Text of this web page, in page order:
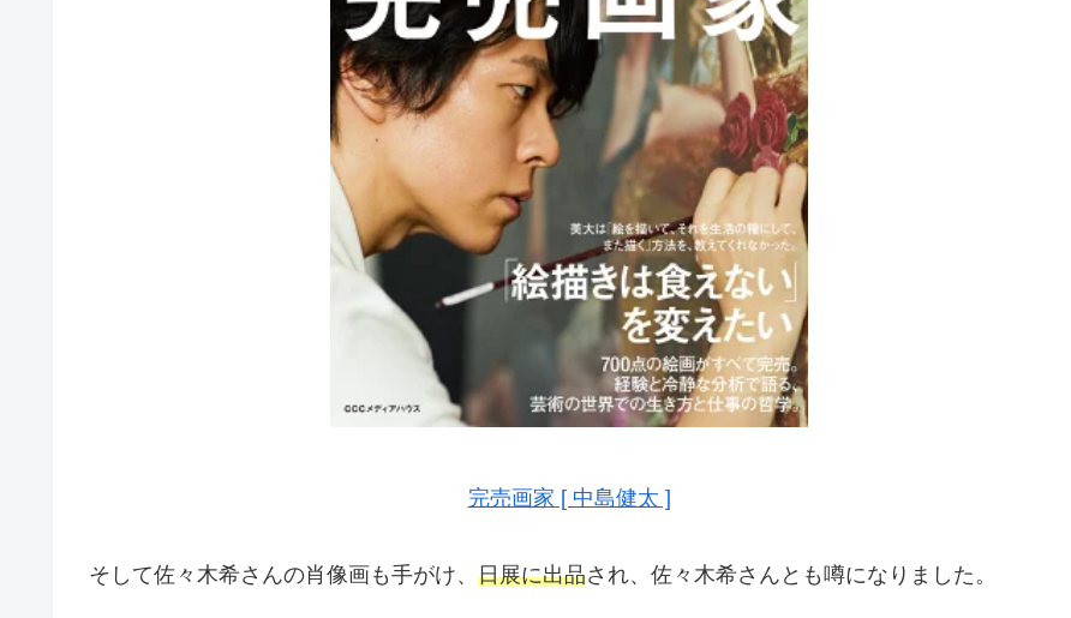
完売画家 [ 中島健太 ]
そして佐々木希さんの肖像画も手がけ、 日展に出品され、佐々木希さんとも噂になりました。